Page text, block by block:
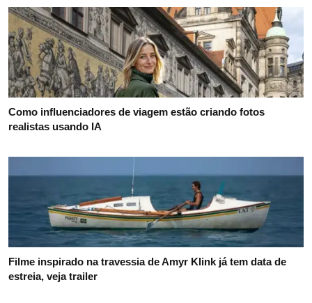
Como influenciadores de viagem estão criando fotos
realistas usando IA
Filme inspirado na travessia de Amyr Klink já tem data de
estreia, veja trailer